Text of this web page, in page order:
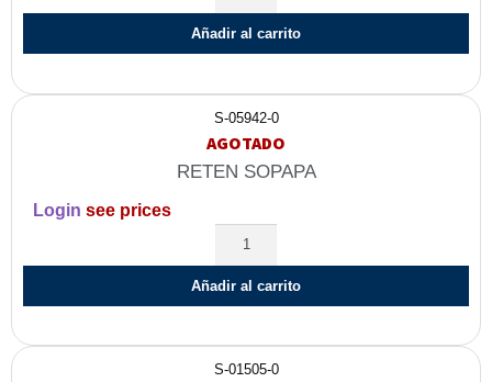
Añadir al carrito
S-05942-0
AGOTADO
RETEN SOPAPA
Login see prices
Añadir al carrito
S-01505-0